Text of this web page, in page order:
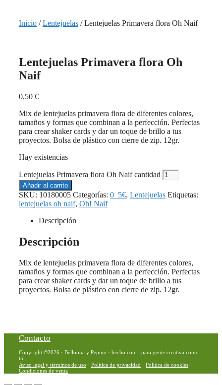
Inicio /Lentejuelas / Lentejuelas Primavera flora Oh Naif
Lentejuelas Primavera flora Oh
Naif
0,50 €
Mix de lentejuelas primavera flora de diferentes colores,
tamaños y formas que combinan a la perfección. Perfectas
para crear shaker cards y dar un toque de brillo a tus
proyectos. Bolsa de plástico con cierre de zip. 12gr.
Hay existencias
Lentejuelas Primavera flora Oh Naif cantidad
Añadir al carrito
SKU: 10180005 Categorías: 0_5€, Lentejuelas Etiquetas:
lentejuelas oh naif, Oh! Naif
Descripción
Descripción
Mix de lentejuelas primavera flora de diferentes colores,
tamaños y formas que combinan a la perfección. Perfectas
para crear shaker cards y dar un toque de brillo a tus
proyectos. Bolsa de plástico con cierre de zip. 12gr.
Contacto
Copyright ©2026 · Bellotina y Pepino · hecho con
para gente creativa como
tú.
Aviso legal y términos de uso · Política de privacidad · Política de cookies ·
Condiciones de venta